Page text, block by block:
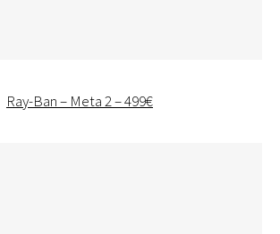
Ray-Ban – Meta 2 – 499€